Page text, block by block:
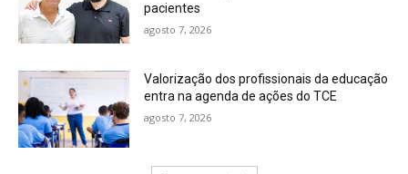
pacientes
agosto 7, 2026
Valorização dos profissionais da educação
entra na agenda de ações do TCE
agosto 7, 2026